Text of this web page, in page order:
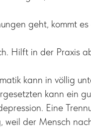
geht, kommt
Hilft in der Praxis
kann in völlig
kann ein
Eine
weil der Mensch